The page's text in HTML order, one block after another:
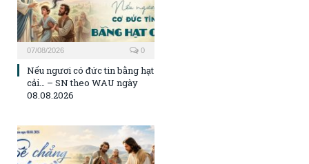
07/08/2026 0
Nếu ngươi có đức tin bằng hạt
cải… – SN theo WAU ngày
08.08.2026